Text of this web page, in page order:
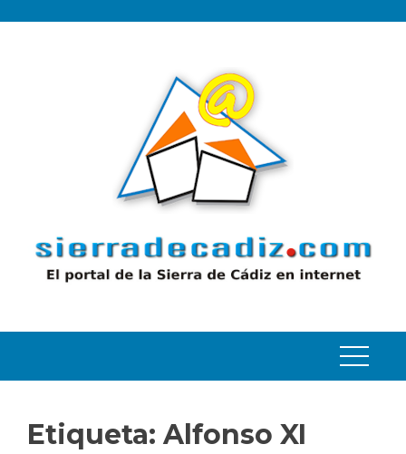
Etiqueta: Alfonso XI